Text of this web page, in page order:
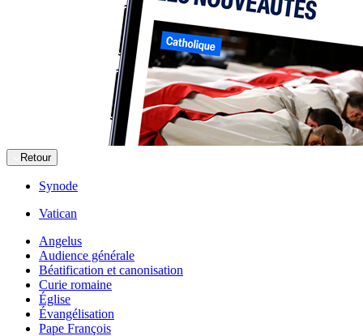
Retour
Synode
Vatican
Angelus
Audience générale
Béatification et canonisation
Curie romaine
Église
Évangélisation
Pape François